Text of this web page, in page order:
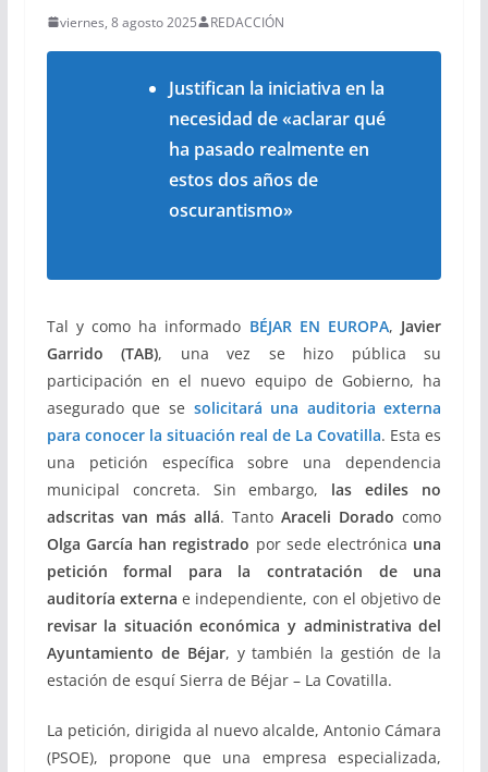
viernes, 8 agosto 2025 REDACCIÓN
Justifican la iniciativa en la
necesidad de «aclarar qué
ha pasado realmente en
estos dos años de
oscurantismo»
Tal y como ha informado BÉJAR EN EUROPA, Javier
Garrido (TAB), una vez se hizo pública su
participación en el nuevo equipo de Gobierno, ha
asegurado que se solicitará una auditoria externa
para conocer la situación real de La Covatilla. Esta es
una petición específica sobre una dependencia
municipal concreta. Sin embargo, las ediles no
adscritas van más allá. TantoAraceli Dorado como
Olga García han registrado por sede electrónica una
petición formal para la contratación de una
auditoría externa e independiente, con el objetivo de
revisar la situación económica y administrativa del
Ayuntamiento de Béjar, y también la gestión de la
estación de esquí Sierra de Béjar – La Covatilla.
La petición, dirigida al nuevo alcalde, Antonio Cámara
(PSOE), propone que una empresa especializada,